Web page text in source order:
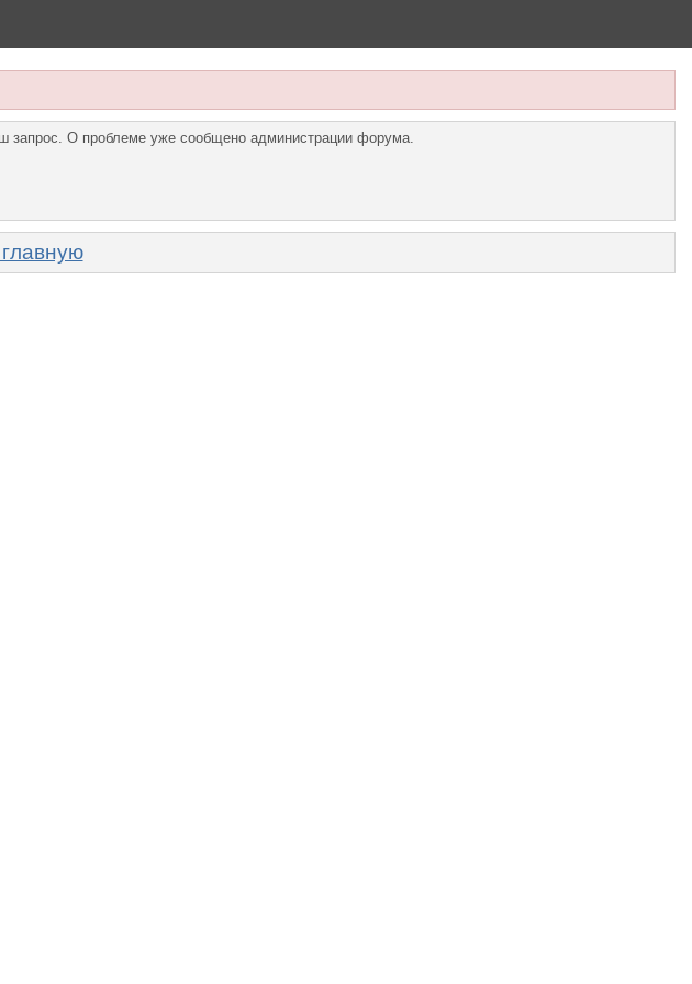
запрос. О проблеме уже сообщено администрации форума.